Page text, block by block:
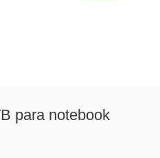
para notebook